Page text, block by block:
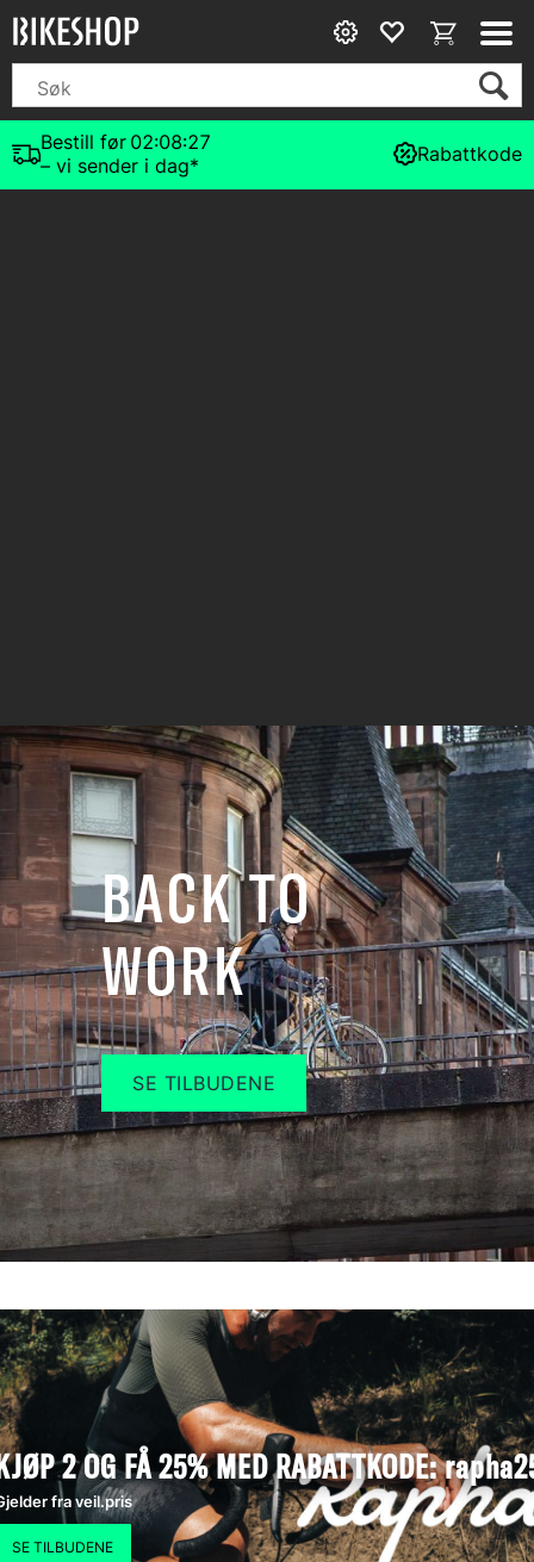
Bestill før 02:08:27
– vi sender i dag*
Rabattkode
BACK TO
WORK
SE TILBUDENE
2 OG FÅ 25% MED RABATTKODE:
fra veil.pris